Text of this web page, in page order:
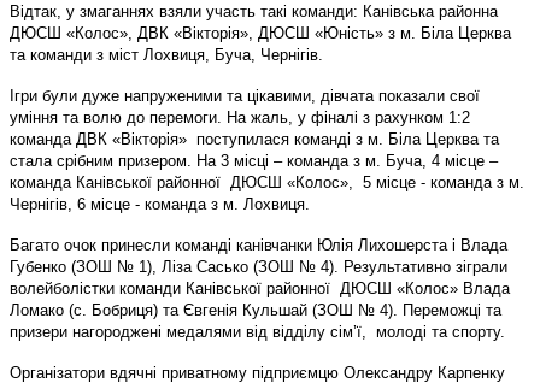
Відтак, у змаганнях взяли участь такі команди: Канівська районна
ДЮСШ «Колос», ДВК «Вікторія», ДЮСШ «Юність» з м. Біла Церква
та команди з міст Лохвиця, Буча, Чернігів.
Ігри були дуже напруженими та цікавими, дівчата показали свої
уміння та волю до перемоги. На жаль, у фіналі з рахунком 1:2
команда ДВК «Вікторія» поступилася команді з м. Біла Церква та
стала срібним призером. На 3 місці – команда з м. Буча, 4 місце –
команда Канівської районної ДЮСШ «Колос», 5 місце - команда з м.
Чернігів, 6 місце - команда з м. Лохвиця.
Багато очок принесли команді канівчанки Юлія Лихошерста і Влада
Губенко (ЗОШ № 1), Ліза Сасько (ЗОШ № 4). Результативно зіграли
волейболістки команди Канівської районної ДЮСШ «Колос» Влада
Ломако (с. Бобриця) та Євгенія Кульшай (ЗОШ № 4). Переможці та
призери нагороджені медалями від відділу сім’ї, молоді та спорту.
Організатори вдячні приватному підприємцю Олександру Карпенку